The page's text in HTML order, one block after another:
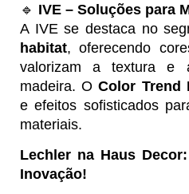
🔹 IVE – Soluções para
A IVE se destaca no
habitat, oferecendo
valorizam a textura e
madeira. OColor Trend
e efeitos sofisticados
materiais.
Lechler na Haus
Inovação!